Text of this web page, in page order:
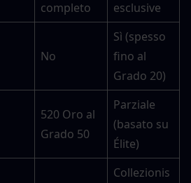
completo
esclusive
No
Sì (spesso
fino al
Grado 20)
520 Oro al
Grado 50
Parziale
(basato su
Élite)
Collezionis